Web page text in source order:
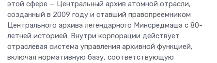
этой сфере — Центральный архив атомной отрасли,
созданный в 2009 году и ставший правопреемником
Центрального архива легендарного Минсредмаша с 80-
летней историей. Внутри корпорации действует
отраслевая система управления архивной функцией,
включая нормативную базу, соответствующую